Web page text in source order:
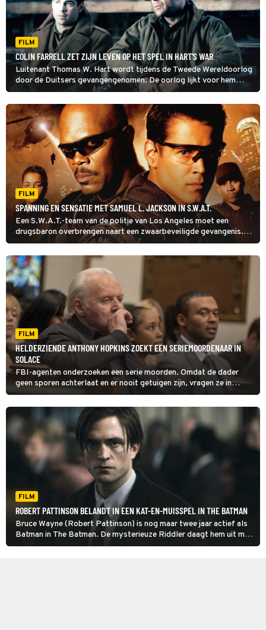
FILM
COLIN FARRELL ZET ZIJN LEVEN OP HET SPEL IN HART'S WAR
Luitenant Thomas W. Hart wordt tijdens de Tweede Wereldoorlog
door de Duitsers gevangengenomen. De oorlog lijkt voor hem
voorbij, maar dan krijgt hij plotseling een belangrijke opdracht van
een medegevangene in Hart's War.
FILM
SPANNING EN SENSATIE MET SAMUEL L. JACKSON IN S.W.A.T.
Een S.W.A.T.-team van de politie van Los Angeles moet een
drugsbaron overbrengen naart een zwaarbeveiligde gevangenis.
Dat is nog een hele klus.
FILM
HELDERZIENDE ANTHONY HOPKINS ZOEKT EEN SERIEMOORDENAAR IN
SOLACE
FBI-agenten onderzoeken een serie moorden. Omdat de dader
geen sporen achterlaat en er nooit getuigen zijn, vragen ze in
Solace een helderziende om hulp.
FILM
ROBERT PATTINSON BELANDT IN EEN KAT-EN-MUISSPEL IN THE BATMAN
Bruce Wayne (Robert Pattinson) is nog maar twee jaar actief als
Batman in The Batman. De mysterieuze Riddler daagt hem uit met
cryptische boodschappen die leiden naar een grote samenzwering